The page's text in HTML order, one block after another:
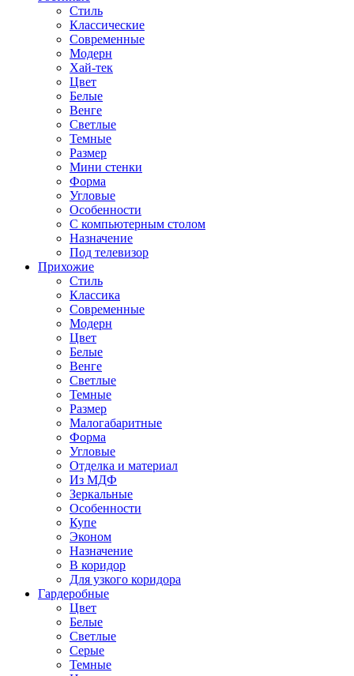
Стиль
Классические
Современные
Модерн
Хай-тек
Цвет
Белые
Венге
Светлые
Темные
Размер
Мини стенки
Форма
Угловые
Особенности
С компьютерным столом
Назначение
Под телевизор
Прихожие
Стиль
Классика
Современные
Модерн
Цвет
Белые
Венге
Светлые
Темные
Размер
Малогабаритные
Форма
Угловые
Отделка и материал
Из МДФ
Зеркальные
Особенности
Купе
Эконом
Назначение
В коридор
Для узкого коридора
Гардеробные
Цвет
Белые
Светлые
Серые
Темные